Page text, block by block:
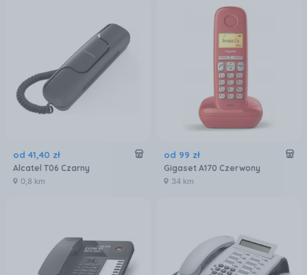
od 41,40 zł
Alcatel T06 Czarny
0,8 km
od 99 zł
Gigaset A170 Czerwony
34 km